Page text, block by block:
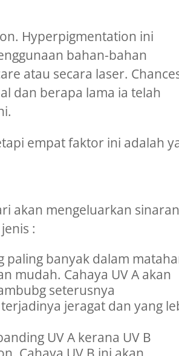
Hyperpigmentation ini
bahan-bahan
atau secara laser.
dan berapa lama ia telah
empat faktor ini adalah
akan mengeluarkan
:
paling banyak dalam
mudah. Cahaya UV A akan
seterusnya
jeragat dan yang
UV A kerana UV B